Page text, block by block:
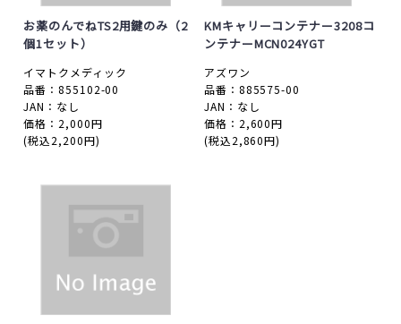
お薬のんでねTS2用鍵のみ（2
個1セット）
イマトクメディック
品番：855102-00
JAN：なし
価格：2,000円
(税込2,200円)
KMキャリーコンテナー3208コ
ンテナーMCN024YGT
アズワン
品番：885575-00
JAN：なし
価格：2,600円
(税込2,860円)